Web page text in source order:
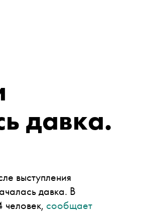
давка.
выступления
давка. В
человек, сообщает